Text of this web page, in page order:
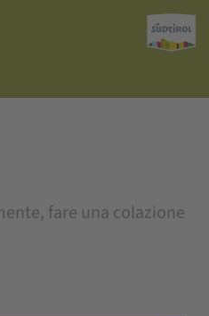
fare una colazione